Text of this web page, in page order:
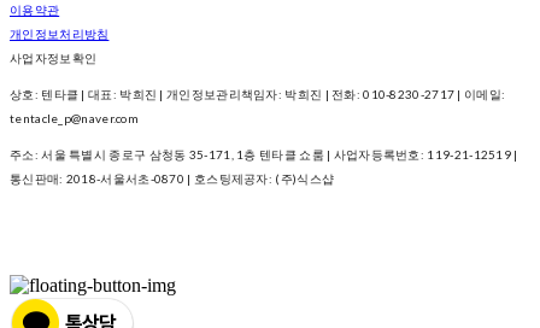
이용약관
개인정보처리방침
사업자정보확인
상호: 텐타클 | 대표: 박희진 | 개인정보관리책임자: 박희진 | 전화: 010-8230-2717 | 이메일:
tentacle_p@naver.com
주소: 서울 특별시 종로구 삼청동 35-171, 1층 텐타클 쇼룸 | 사업자등록번호: 119-21-12519 |
통신판매: 2018-서울서초-0870 | 호스팅제공자: (주)식스샵